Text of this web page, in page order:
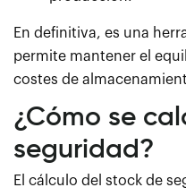
En definitiva, es una
permite mantener el
costes de
¿Cómo se
seguridad?
El cálculo del stock de